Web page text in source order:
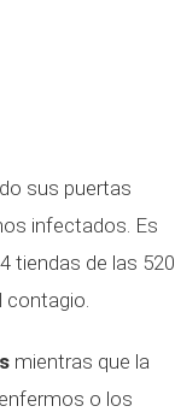
sus puertas
infectados. Es
tiendas de las 520
contagio.
mientras que la
o los